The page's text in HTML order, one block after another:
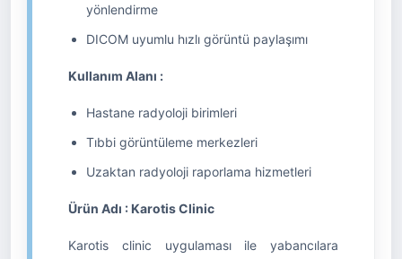
yönlendirme
DICOM uyumlu hızlı görüntü paylaşımı
Kullanım Alanı :
Hastane radyoloji birimleri
Tıbbi görüntüleme merkezleri
Uzaktan radyoloji raporlama hizmetleri
Ürün Adı : Karotis Clinic
Karotis clinic uygulaması ile yabancılara